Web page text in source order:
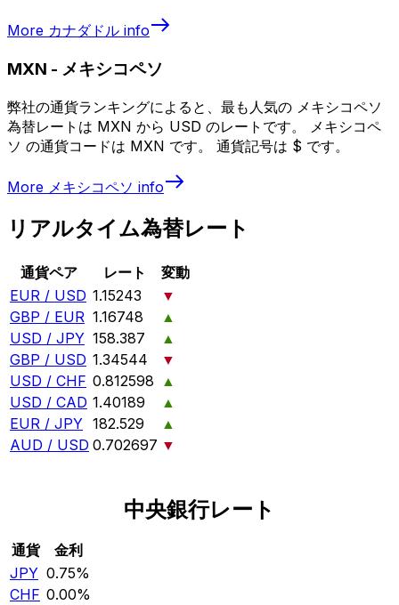
More カナダドル info
MXN - メキシコペソ
弊社の通貨ランキングによると、最も人気の メキシコペソ
為替レートは MXN から USD のレートです。 メキシコペ
ソ の通貨コードは MXN です。 通貨記号は $ です。
More メキシコペソ info
リアルタイム為替レート
通貨ペア レート
変動
EUR / USD 1.15243
▼
GBP / EUR 1.16748
▲
USD / JPY 158.387
▲
GBP / USD 1.34544
▼
USD / CHF 0.812598 ▲
USD / CAD 1.40189
▲
EUR / JPY 182.529
▲
AUD / USD 0.702697 ▼
中央銀行レート
通貨
金利
JPY 0.75%
CHF 0.00%